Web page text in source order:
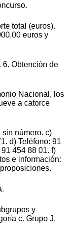
total (euros).
euros y
6. Obtención de
Nacional, los
a catorce
número. c)
d) Teléfono: 91
454 88 01. f)
e información:
y
c. Grupo J,